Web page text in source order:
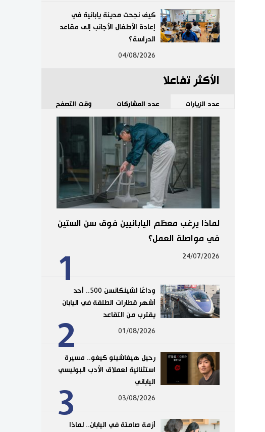
كيف نجحت مدينة يابانية في
إعادة الأطفال الأجانب إلى مقاعد
الدراسة؟
04/08/2026
الأكثر تفاعلا
عدد الزيارات عدد المشاركات وقت التصفح
1
لماذا يرغب معظم اليابانيين فوق سن الستين
في مواصلة العمل؟
24/07/2026
2
وداعًا لشينكانسن 500.. أحد
أشهر قطارات الطلقة في اليابان
يقترب من التقاعد
01/08/2026
3
رحيل هيغاشينو كيغو.. مسيرة
استثنائية لعملاق الأدب البوليسي
الياباني
03/08/2026
أزمة صامتة في اليابان.. لماذا